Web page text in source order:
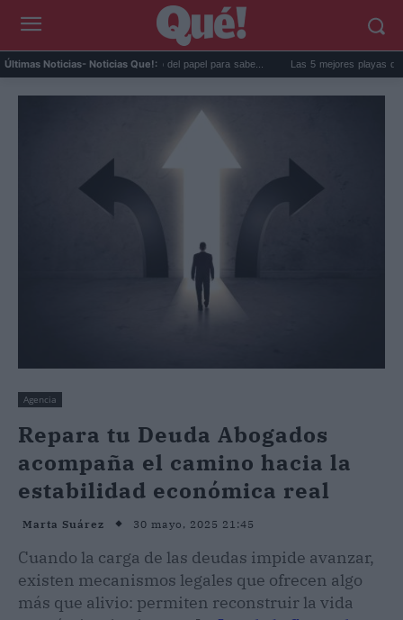
Últimas Noticias- Noticias Que!:
de la nevera: el truco del papel para sabe... Las 5 mejores playas de
Agencia
Repara tu Deuda Abogados
acompaña el camino hacia la
estabilidad económica real
Marta Suárez 30 mayo, 2025 21:45
Cuando la carga de las deudas impide avanzar,
existen mecanismos legales que ofrecen algo
más que alivio: permiten reconstruir la vida